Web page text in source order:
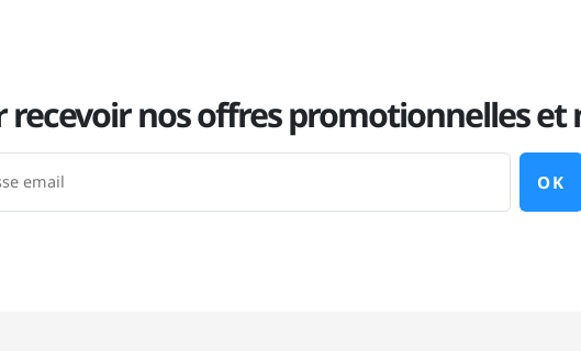
recevoir nos offres promotionnelles et
OK